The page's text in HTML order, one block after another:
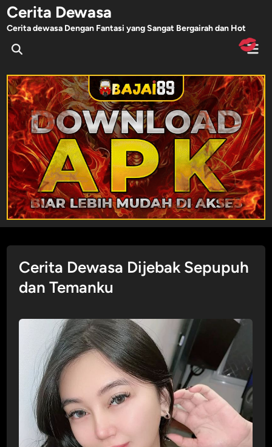
Skip
content
Cerita Dewasa
Cerita dewasa Dengan Fantasi yang Sangat Bergairah dan Hot
Cerita Dewasa Dijebak Sepupuh
dan Temanku